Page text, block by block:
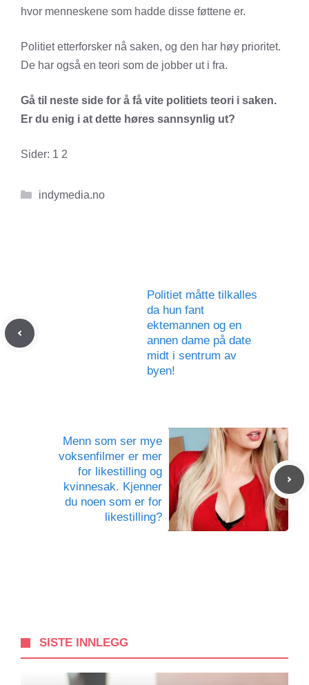
hvor menneskene som hadde disse føttene er.
Politiet etterforsker nå saken, og den har høy prioritet.
De har også en teori som de jobber ut i fra.
Gå til neste side for å få vite politiets teori i saken.
Er du enig i at dette høres sannsynlig ut?
Sider: 1 2
Kategorier
indymedia.no
Politiet måtte tilkalles
da hun fant
ektemannen og en
annen dame på date
midt i sentrum av
byen!
Menn som ser mye
voksenfilmer er mer
for likestilling og
kvinnesak. Kjenner
du noen som er for
likestilling?
SISTE INNLEGG